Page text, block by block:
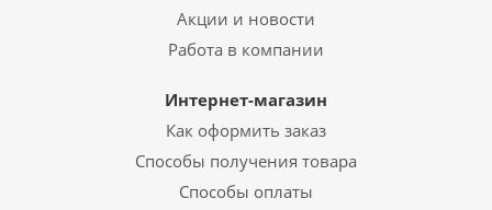
Акции и новости
Работа в компании
Интернет-магазин
Как оформить заказ
Способы получения товара
Способы оплаты